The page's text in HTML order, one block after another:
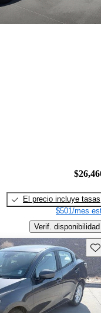
El precio incluye tasas
$501/mes
Verif. disponibilidad